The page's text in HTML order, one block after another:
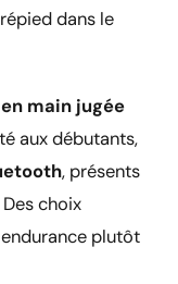
dans le
main jugée
aux débutants,
, présents
choix
plutôt